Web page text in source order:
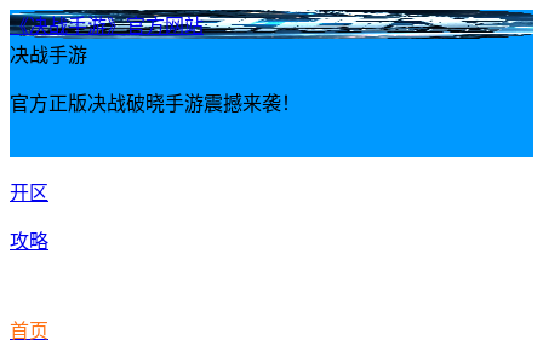
《决战手游》官方网站
决战手游
官方正版决战破晓手游震撼来袭！
开区
攻略
首页